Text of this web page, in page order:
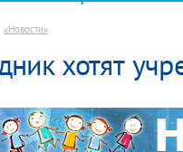
«Новости»
хотят